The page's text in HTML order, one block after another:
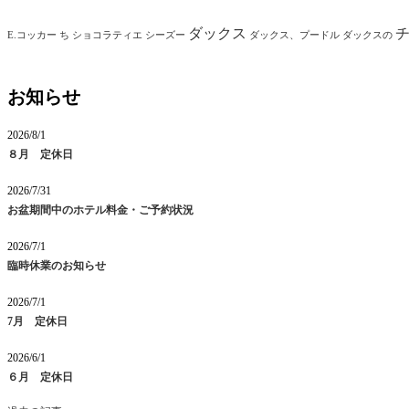
E.コッカー ち ショコラティエ シーズー ダックス ダックス、プードル ダックスの
お知らせ
2026/8/1
８月 定休日
2026/7/31
お盆期間中のホテル料金・ご予約状況
2026/7/1
臨時休業のお知らせ
2026/7/1
7月 定休日
2026/6/1
６月 定休日